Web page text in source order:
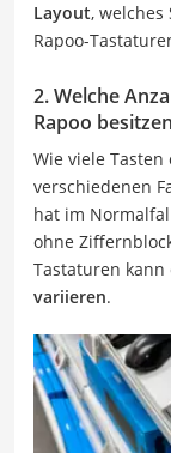
Layout,
Rapoo-
2. Welche
Rapoo
Wie viele
verschiedenen
hat im
ohne
Tastaturen kann
variieren.